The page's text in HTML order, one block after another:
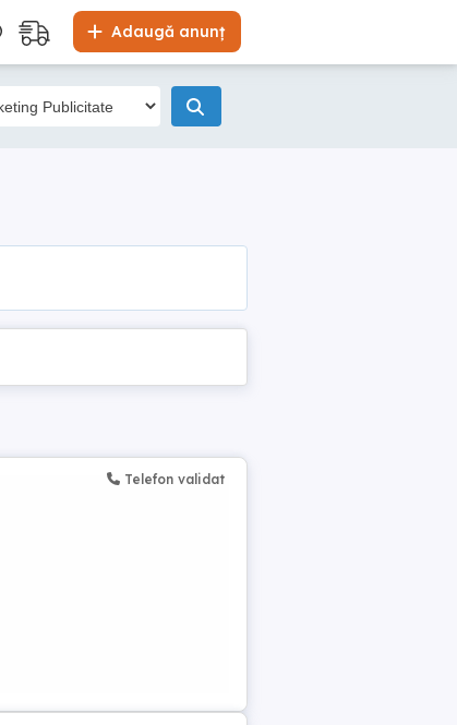
Adaugă anunț
Telefon validat